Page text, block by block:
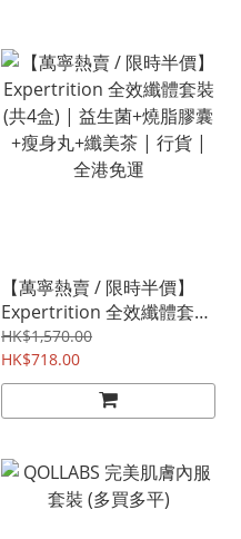
【萬寧熱賣 / 限時半價】
Expertrition 全效纖體套裝
(共4盒) | 益生菌+燒脂膠囊
+瘦身丸+纖美茶 | 行貨 |
全港免運
HK$1,570.00
HK$718.00